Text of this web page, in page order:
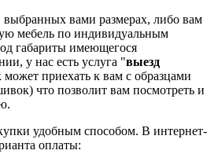
выбранных вами размерах, либо вам
мебель по индивидуальным
габариты имеющегося
у нас есть услуга "выезд
приехать к вам с образцами
что позволит вам посмотреть и
удобным способом. В интернет-
оплаты: